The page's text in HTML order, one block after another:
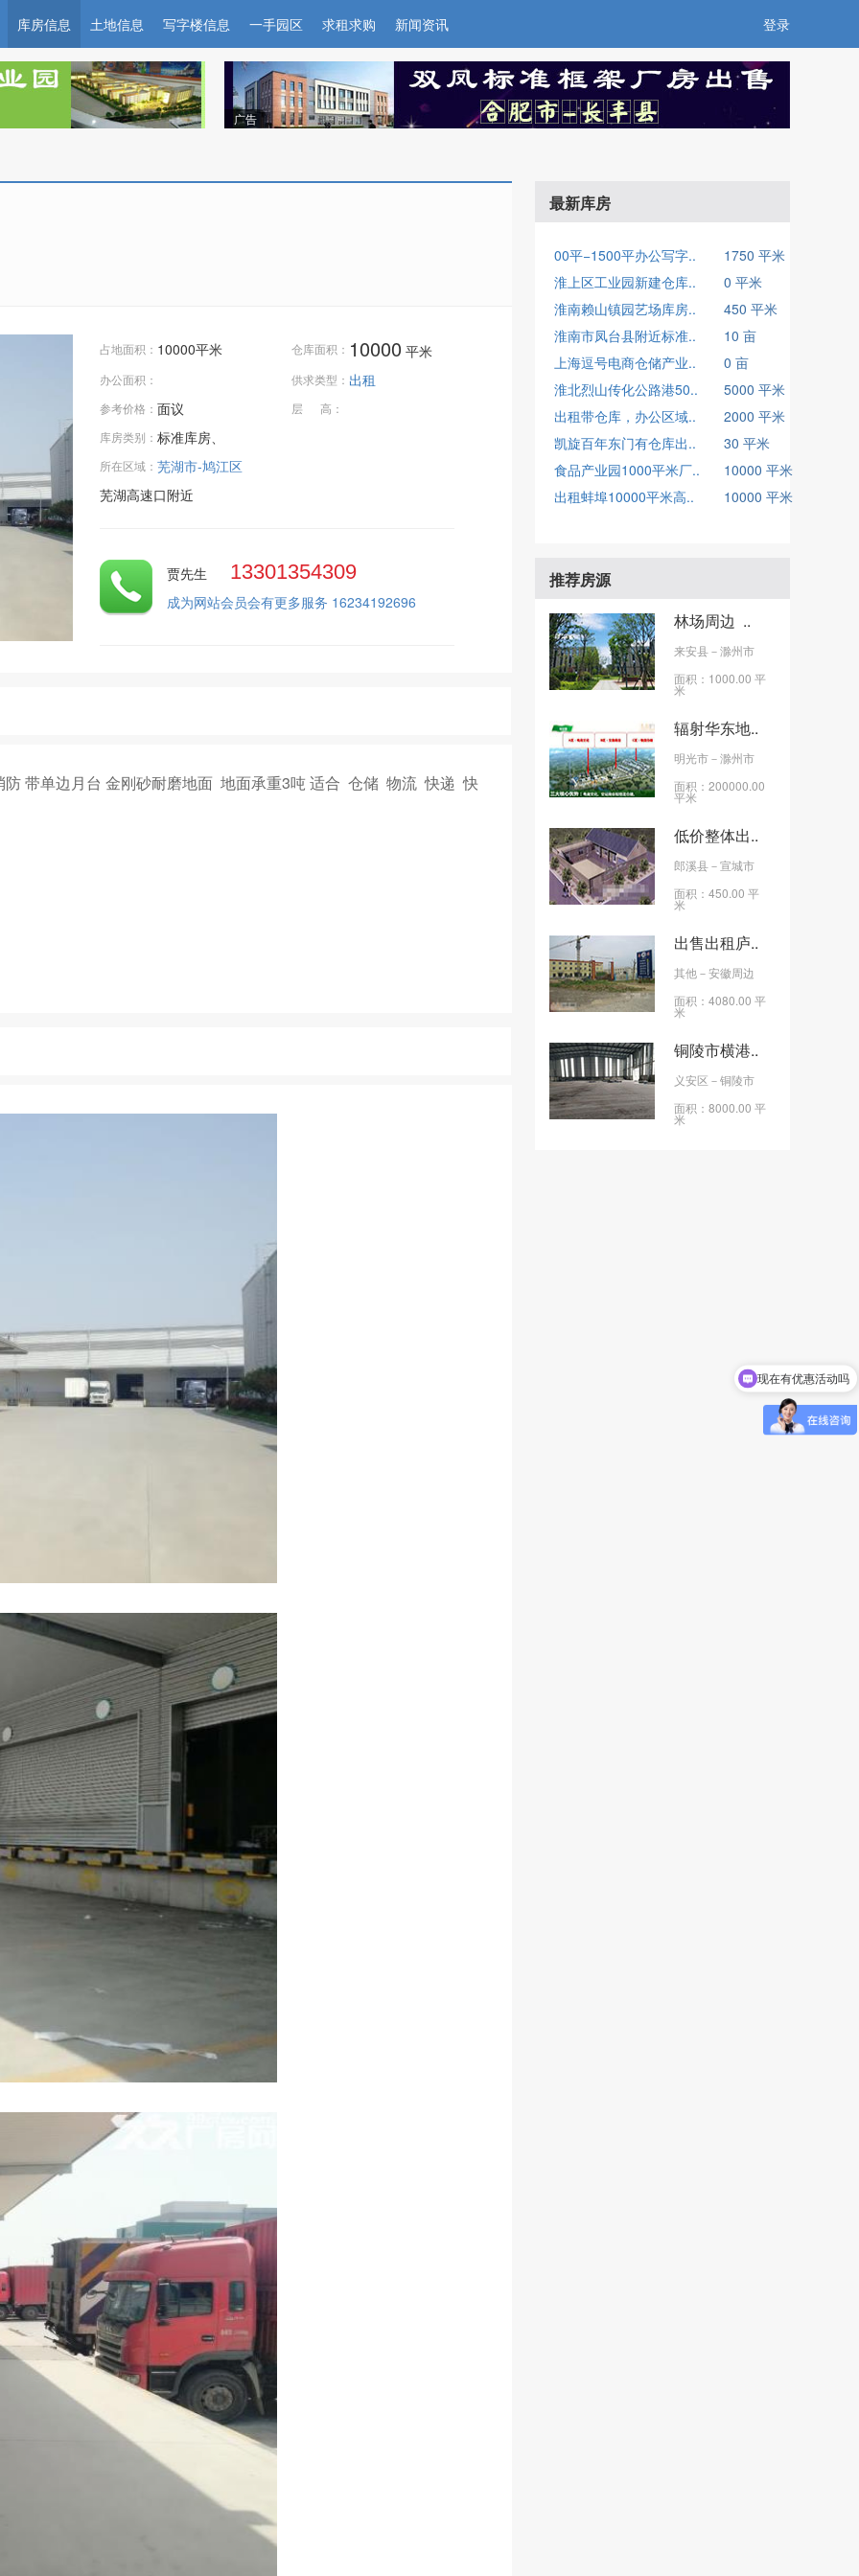
库房信息 土地信息 写字楼信息 一手园区 求租求购 新闻资讯 登录
广告
占地面积： 10000平米 仓库面积： 10000 平米
办公面积： 供求类型： 出租
参考价格： 面议
层 高：
库房类别： 标准库房、
所在区域： 芜湖市-鸠江区
芜湖高速口附近
贾先生 13301354309
成为网站会员会有更多服务 16234192696
防 带单边月台 金刚砂耐磨地面 地面承重3吨 适合 仓储 物流 快递 快
最新库房
00平−1500平办公写字..
1750 平米
淮上区工业园新建仓库..
0 平米
淮南赖山镇园艺场库房..
450 平米
淮南市凤台县附近标准..
10 亩
上海逗号电商仓储产业..
0 亩
淮北烈山传化公路港50..
5000 平米
出租带仓库，办公区域..
2000 平米
凯旋百年东门有仓库出..
30 平米
食品产业园1000平米厂..
10000 平米
出租蚌埠10000平米高..
10000 平米
推荐房源
林场周边 ..
来安县－滁州市
面积：1000.00 平
米
辐射华东地..
明光市－滁州市
面积：200000.00
平米
低价整体出..
郎溪县－宣城市
面积：450.00 平
米
出售出租庐..
其他－安徽周边
面积：4080.00 平
米
铜陵市横港..
义安区 －铜陵市
面积：8000.00 平
米
可以介绍下你们的产品么